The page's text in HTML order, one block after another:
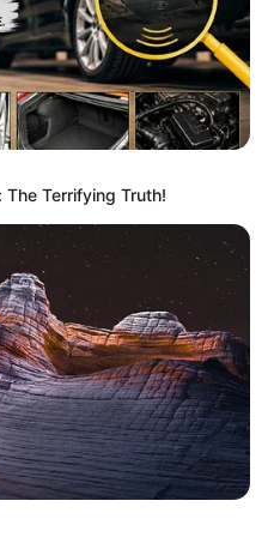
cola e encaixe o
The Terrifying Truth!